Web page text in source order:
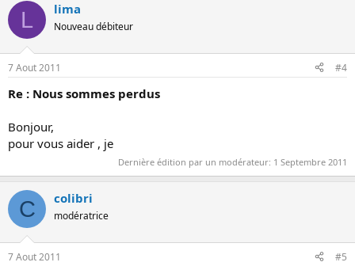
L lima
Nouveau débiteur
7 Aout 2011 #4
Re : Nous sommes perdus
Bonjour,
pour vous aider , je
Dernière édition par un modérateur: 1 Septembre 2011
C colibri
modératrice
7 Aout 2011 #5